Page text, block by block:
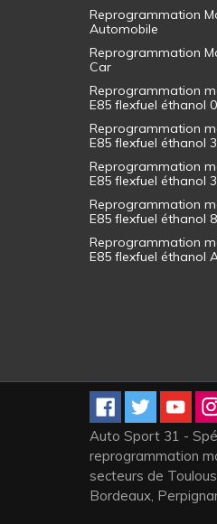
Reprogrammation
Automobile
Reprogrammation
Car
Reprogrammation
E85 flexfuel éthanol
Reprogrammation
E85 flexfuel éthanol
Reprogrammation
E85 flexfuel éthanol
Reprogrammation
E85 flexfuel éthanol
Reprogrammation
E85 flexfuel éthanol
Auto Sport 31 -
reprogrammation
secteurs de
Bordeaux,